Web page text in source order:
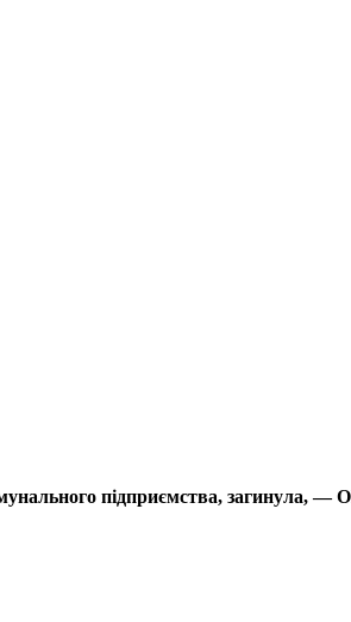
підприємства, загинула, —